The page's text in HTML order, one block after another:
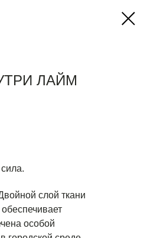
ЛАЙМ
слой ткани
особой